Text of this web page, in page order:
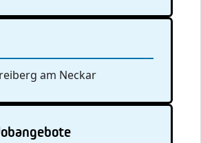
am Neckar